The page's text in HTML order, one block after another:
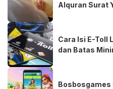
Alquran Surat
Cara Isi E-Toll
dan Batas
Bosbosgames